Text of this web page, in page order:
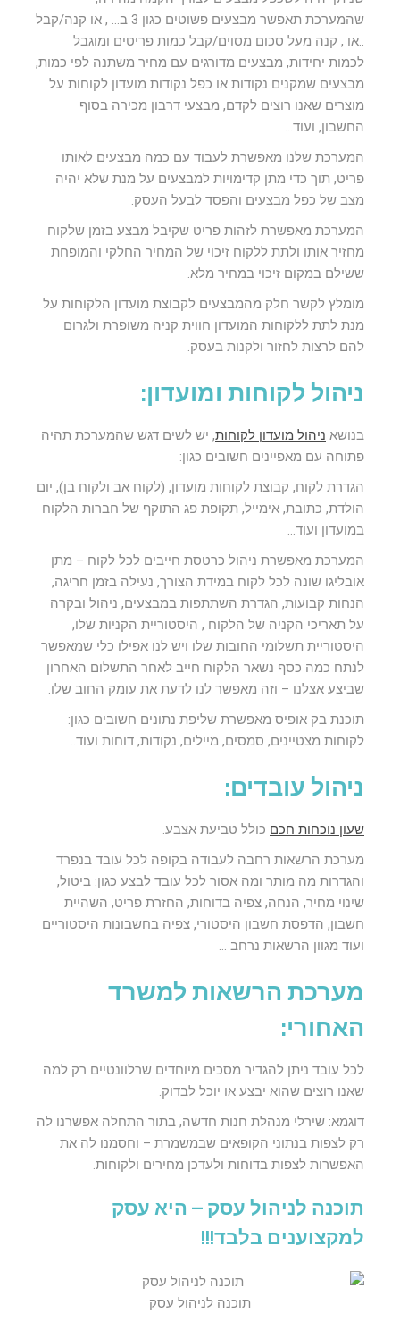
שהמערכת תאפשר מבצעים פשוטים כגון 3 ב… , או קנה/קבל
..או , קנה מעל סכום מסוים/קבל כמות פריטים ומוגבל
לכמות יחידות, מבצעים מדורגים עם מחיר משתנה לפי כמות,
מבצעים שמקנים נקודות או כפל נקודות מועדון לקוחות על
מוצרים שאנו רוצים לקדם, מבצעי דרבון מכירה בסוף
החשבון, ועוד…
המערכת שלנו מאפשרת לעבוד עם כמה מבצעים לאותו
פריט, תוך כדי מתן קדימויות למבצעים על מנת שלא יהיה
מצב של כפל מבצעים והפסד לבעל העסק.
המערכת מאפשרת לזהות פריט שקיבל מבצע בזמן שלקוח
מחזיר אותו ולתת ללקוח זיכוי של המחיר החלקי והמופחת
ששילם במקום זיכוי במחיר מלא.
מומלץ לקשר חלק מהמבצעים לקבוצת מועדון הלקוחות על
מנת לתת ללקוחות המועדון חווית קניה משופרת ולגרום
להם לרצות לחזור ולקנות בעסק.
ניהול לקוחות ומועדון:
בנושא ניהול מועדון לקוחות, יש לשים דגש שהמערכת תהיה
פתוחה עם מאפיינים חשובים כגון:
הגדרת לקוח, קבוצת לקוחות מועדון, (לקוח אב ולקוח בן), יום
הולדת, כתובת, אימייל, תקופת פג התוקף של חברות הלקוח
במועדון ועוד…
המערכת מאפשרת ניהול כרטסת חייבים לכל לקוח – מתן
אובליגו שונה לכל לקוח במידת הצורך, נעילה בזמן חריגה,
הנחות קבועות, הגדרת השתתפות במבצעים, ניהול ובקרה
על תאריכי הקניה של הלקוח , היסטוריית הקניות שלו,
היסטוריית תשלומי החובות שלו ויש לנו אפילו כלי שמאפשר
לנתח כמה כסף נשאר הלקוח חייב לאחר התשלום האחרון
שביצע אצלנו – וזה מאפשר לנו לדעת את עומק החוב שלו.
תוכנת בק אופיס מאפשרת שליפת נתונים חשובים כגון:
לקוחות מצטיינים, סמסים, מיילים, נקודות, דוחות ועוד..
ניהול עובדים:
שעון נוכחות חכם כולל טביעת אצבע.
מערכת הרשאות רחבה לעבודה בקופה לכל עובד בנפרד
והגדרות מה מותר ומה אסור לכל עובד לבצע כגון: ביטול,
שינוי מחיר, הנחה, צפיה בדוחות, החזרת פריט, השהיית
חשבון, הדפסת חשבון היסטורי, צפיה בחשבונות היסטוריים
ועוד מגוון הרשאות נרחב …
מערכת הרשאות למשרד
האחורי:
לכל עובד ניתן להגדיר מסכים מיוחדים שרלוונטיים רק למה
שאנו רוצים שהוא יבצע או יוכל לבדוק.
דוגמא: שירלי מנהלת חנות חדשה, בתור התחלה אפשרנו לה
רק לצפות בנתוני הקופאים שבמשמרת – וחסמנו לה את
האפשרות לצפות בדוחות ולעדכן מחירים ולקוחות.
תוכנה לניהול עסק – היא עסק
למקצוענים בלבד!!!
תוכנה לניהול עסק